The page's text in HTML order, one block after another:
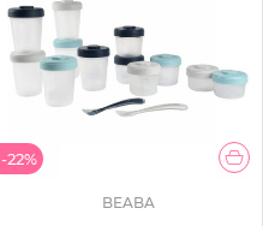
-22%
BEABA